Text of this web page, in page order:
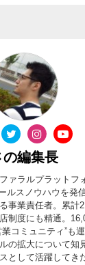
の編集長
ァラルプラットフ
ルスノウハウを発
事業責任者。累計
制度にも精通。
コミュニティ”も
の拡大について知
として活躍してき